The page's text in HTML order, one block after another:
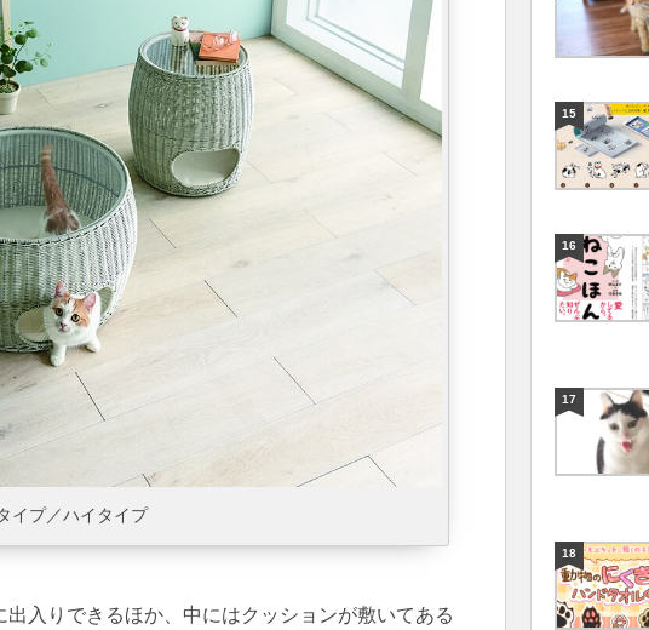
イプ／ハイタイプ
入りできるほか、中にはクッションが敷いてある
15
16
17
18